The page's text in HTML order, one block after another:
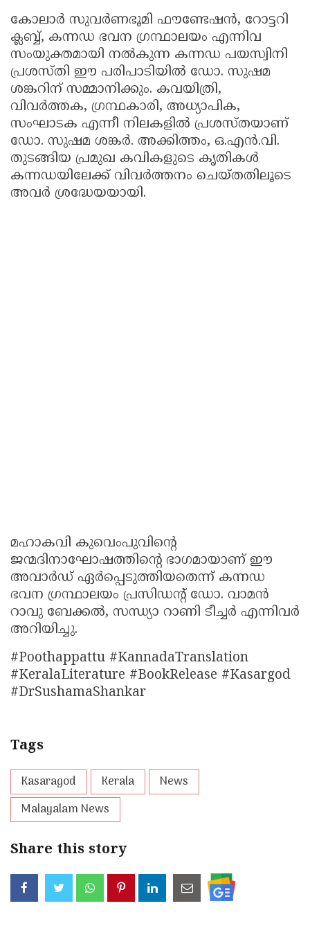
കോലാർ സുവർണഭൂമി ഫൗണ്ടേഷൻ, റോട്ടറി
ക്ലബ്ബ്, കന്നഡ ഭവന ഗ്രന്ഥാലയം എന്നിവ
സംയുക്തമായി നൽകുന്ന കന്നഡ പയസ്വിനി
പ്രശസ്തി ഈ പരിപാടിയിൽ ഡോ. സുഷമ
ശങ്കറിന് സമ്മാനിക്കും. കവയിത്രി,
വിവർത്തക, ഗ്രന്ഥകാരി, അധ്യാപിക,
സംഘാടക എന്നീ നിലകളിൽ പ്രശസ്തയാണ്
ഡോ. സുഷമ ശങ്കർ. അക്കിത്തം, ഒ.എൻ.വി.
തുടങ്ങിയ പ്രമുഖ കവികളുടെ കൃതികൾ
കന്നഡയിലേക്ക് വിവർത്തനം ചെയ്തതിലൂടെ
അവർ ശ്രദ്ധേയയായി.
മഹാകവി കുവെംപുവിന്റെ
ജന്മദിനാഘോഷത്തിന്റെ ഭാഗമായാണ് ഈ
അവാർഡ് ഏർപ്പെടുത്തിയതെന്ന് കന്നഡ
ഭവന ഗ്രന്ഥാലയം പ്രസിഡന്റ് ഡോ. വാമൻ
റാവു ബേക്കൽ, സന്ധ്യാ റാണി ടീച്ചർ എന്നിവർ
അറിയിച്ചു.
#Poothappattu #KannadaTranslation
#KeralaLiterature #BookRelease #Kasargod
#DrSushamaShankar
Tags
Kasaragod Kerala
News
Malayalam News
Share this story